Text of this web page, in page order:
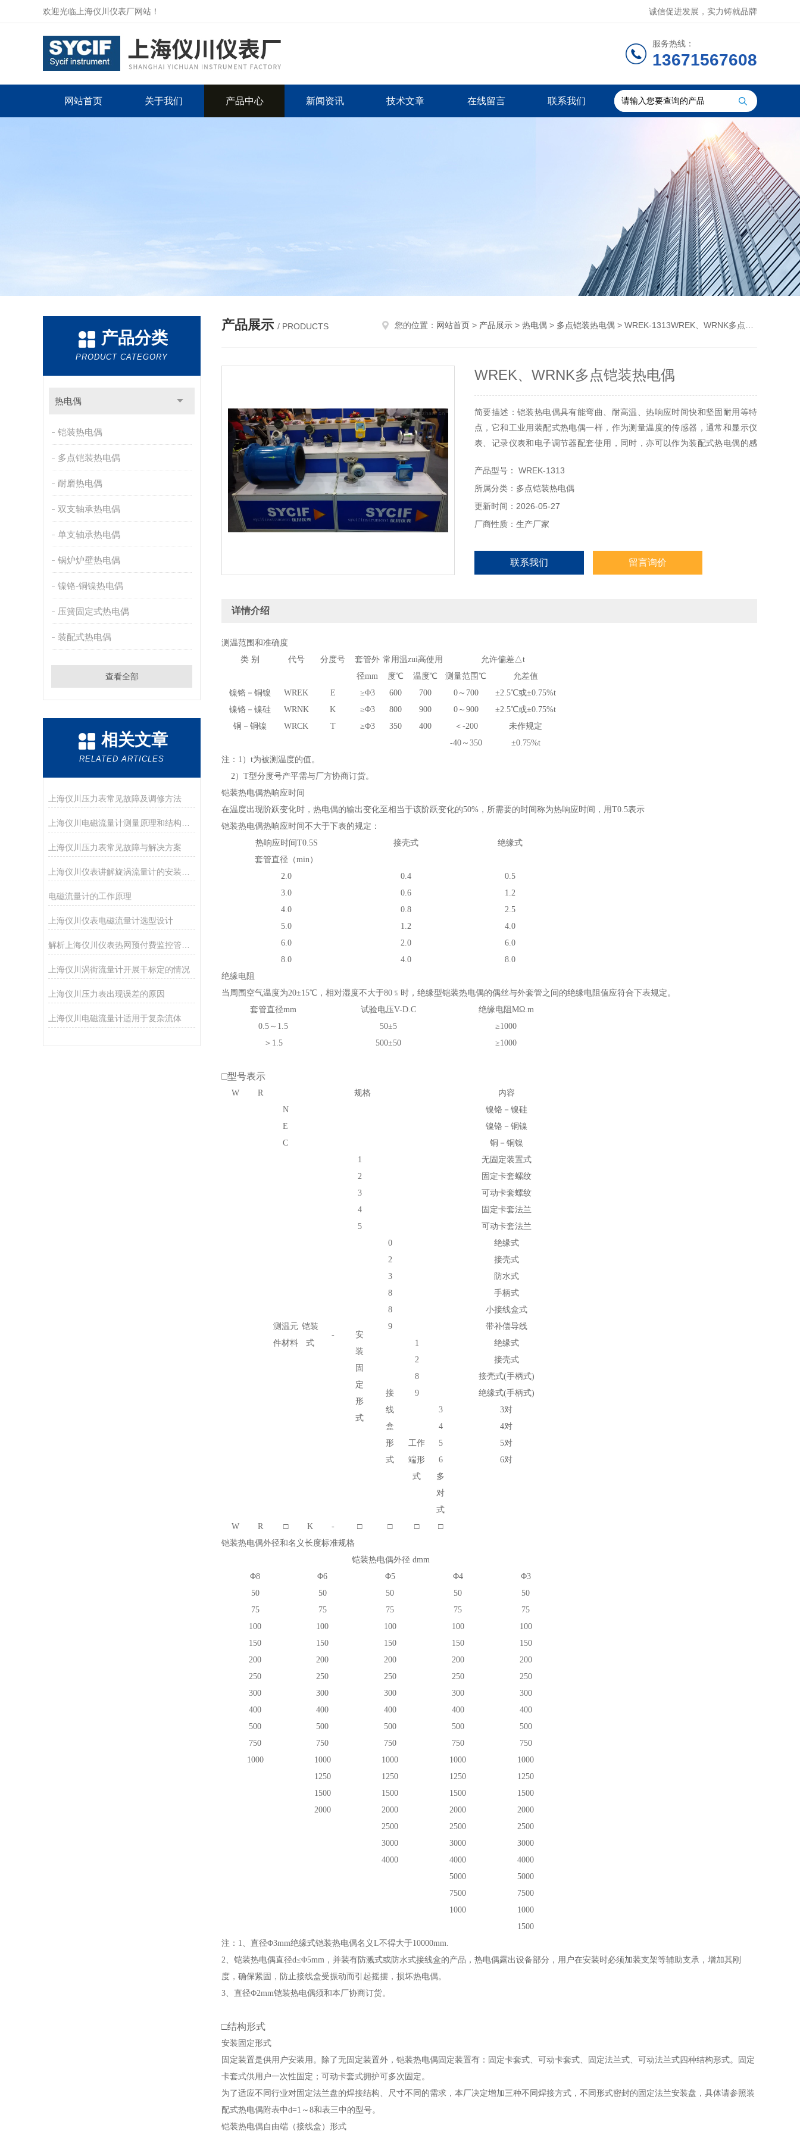
欢迎光临上海仪川仪表厂网站！ 诚信促进发展，实力铸就品牌
服务热线：
13671567608
网站首页 关于我们 产品中心 新闻资讯 技术文章 在线留言 联系我们
产品分类
PRODUCT CATEGORY
热电偶
铠装热电偶
多点铠装热电偶
耐磨热电偶
双支轴承热电偶
单支轴承热电偶
锅炉炉壁热电偶
镍铬-铜镍热电偶
压簧固定式热电偶
装配式热电偶
查看全部
相关文章
RELATED ARTICLES
上海仪川压力表常见故障及调修方法
上海仪川压力表常见故障与解决方案
电磁流量计的工作原理
上海仪川仪表电磁流量计选型设计
上海仪川涡街流量计开展干标定的情况
上海仪川压力表出现误差的原因
上海仪川电磁流量计适用于复杂流体
产品展示 / PRODUCTS 您的位置： 网站首页 > 产品展示 > 热电偶 > 多点铠装热电偶 > WREK-1313WREK、WRNK多点铠装热电偶
WREK、WRNK多点铠装热电偶
简要描述：铠装热电偶具有能弯曲、耐高温、热响应时间快和坚固耐用等特
点，它和工业用装配式热电偶一样，作为测量温度的传感器，通常和显示仪
表、记录仪表和电子调节器配套使用，同时，亦可以作为装配式热电偶的感
和气体介质以及固体表面的温度，应符合GB/T18404-2001标准。
产品型号： WREK-1313
所属分类：多点铠装热电偶
更新时间：2026-05-27
厂商性质：生产厂家
联系我们 留言询价
详情介绍
测温范围和准确度
类 别
代号 分度号
套管外
径mm
常用温
度℃
zui高使用
温度℃
允许偏差△t
测量范围 ℃
允差值
镍铬－铜镍
WREK E ≥Φ3 600 700 0～700 ±2.5℃或±0.75%t
镍铬－镍硅
WRNK K ≥Φ3 800 900 0～900 ±2.5℃或±0.75%t
铜－铜镍
WRCK T ≥Φ3 350 400 ＜-200
未作规定
-40～350
±0.75%t
注：1）t为被测温度的值。
2）T型分度号产平需与厂方协商订货。
铠装热电偶热响应时间
在温度出现阶跃变化时，热电偶的输出变化至相当于该阶跃变化的50%，所需要的时间称为热响应时间，用T0.5表示
铠装热电偶热响应时间不大于下表的规定：
热响应时间T0.5S 接壳式
绝缘式
套管直径（min）
2.0
0.4
0.5
3.0
0.6
1.2
4.0
0.8
2.5
5.0
1.2
4.0
6.0
2.0
6.0
8.0
4.0
8.0
绝缘电阻
当周围空气温度为20±15℃ ，相对湿度不大于80﹪时，绝缘型铠装热电偶的偶丝与外套管之间的绝缘电阻值应符合下表规定。
套管直径mm
试验电压V-D.C
绝缘电阻MΩ.m
0.5～1.5
50±5
≥1000
＞1.5
500±50 ≥1000
□型号表示
W R 规格
内容
N
镍铬－镍硅
E
镍铬－铜镍
C
铜－铜镍
测温元
件材料
铠装
式
-
1
无固定装置式
2
固定卡套螺纹
3
可动卡套螺纹
4
固定卡套法兰
5
可动卡套法兰
安
装
固
定
形
式
0
绝缘式
2
接壳式
3
防水式
8
手柄式
8
小接线盒式
9
带补偿导线
接
线
盒
形
式
1
绝缘式
2
接壳式
8
接壳式(手柄式)
9
绝缘式(手柄式)
工作
端形
式
3
3对
4
4对
5
5对
6
6对
多
对
式
W
R □ K - □ □ □
□
铠装热电偶外径和名义长度标准规格
铠装热电偶外径 dmm
Φ8
Φ6 Φ5 Φ4
Φ3
50
75
100
150
200
250
300
400
500
750
1000
50
75
100
150
200
250
300
400
500
750
1000
1250
1500
2000
50
75
100
150
200
250
300
400
500
750
1000
1250
1500
2000
2500
3000
4000
50
75
100
150
200
250
300
400
500
750
1000
1250
1500
2000
2500
3000
4000
5000
7500
1000
50
75
100
150
200
250
300
400
500
750
1000
1250
1500
2000
2500
3000
4000
5000
7500
1000
1500
注：1、直径Φ3mm绝缘式铠装热电偶名义L不得大于10000mm.
2、铠装热电偶直径d≤Φ5mm，并装有防溅式或防水式接线盒的产品，热电偶露出设备部分，用户在安装时必须加装支架等辅助支承，增加其刚
度，确保紧固，防止接线盒受振动而引起摇摆，损坏热电偶。
3、直径Φ2mm铠装热电偶须和本厂协商订货。
□结构形式
安装固定形式
固定装置是供用户安装用。除了无固定装置外，铠装热电偶固定装置有：固定卡套式、可动卡套式、固定法兰式、可动法兰式四种结构形式。固定
卡套式供用户一次性固定；可动卡套式拥护可多次固定。
为了适应不同行业对固定法兰盘的焊接结构、尺寸不同的需求，本厂决定增加三种不同焊接方式，不同形式密封的固定法兰安装盘，具体请参照装
配式热电偶附表中d=1 ～ 8和表三中的型号。
铠装热电偶自由端（接线盒）形式